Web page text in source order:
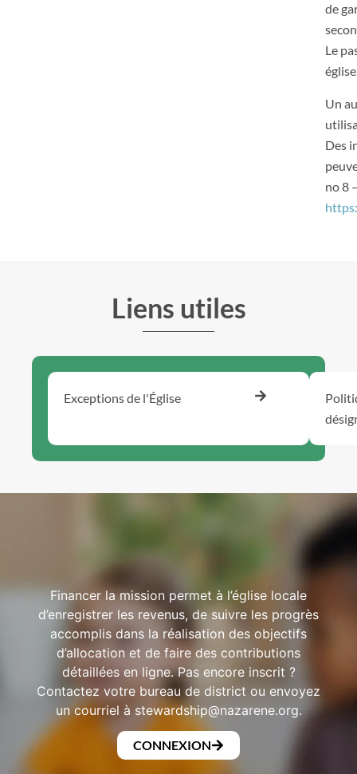
de
Le
Un
Des
no 8
Liens utiles
Exceptions de l'Église
Financer la mission permet à l’église locale
d’enregistrer les revenus, de suivre les progrès
accomplis dans la réalisation des objectifs
d’allocation et de faire des contributions
détaillées en ligne. Pas encore inscrit ?
Contactez votre bureau de district ou envoyez
un courriel à stewardship@nazarene.org.
CONNEXION